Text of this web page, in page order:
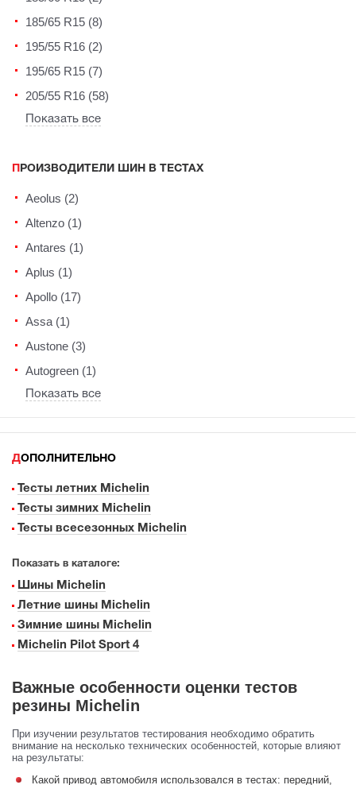
185/65 R15 (8)
195/55 R16 (2)
195/65 R15 (7)
205/55 R16 (58)
Показать все
ПРОИЗВОДИТЕЛИ ШИН В ТЕСТАХ
Aeolus (2)
Altenzo (1)
Antares (1)
Aplus (1)
Apollo (17)
Assa (1)
Austone (3)
Autogreen (1)
Показать все
ДОПОЛНИТЕЛЬНО
Тесты летних Michelin
Тесты зимних Michelin
Тесты всесезонных Michelin
Показать в каталоге:
Шины Michelin
Летние шины Michelin
Зимние шины Michelin
Michelin Pilot Sport 4
Важные особенности оценки тестов
резины Michelin
При изучении результатов тестирования необходимо обратить
внимание на несколько технических особенностей, которые влияют
на результаты:
Какой привод автомобиля использовался в тестах: передний,